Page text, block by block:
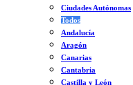
Ciudades Autónomas
Todos
Andalucía
Aragón
Canarias
Cantabria
Castilla y León